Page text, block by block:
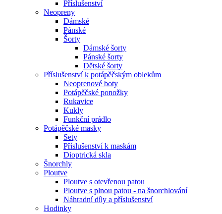
Příslušenství
Neopreny
Dámské
Pánské
Šorty
Dámské šorty
Pánské šorty
Dětské šorty
Příslušenství k potápěčským oblekům
Neoprenové boty
Potápěčské ponožky
Rukavice
Kukly
Funkční prádlo
Potápěčské masky
Sety
Příslušenství k maskám
Dioptrická skla
Šnorchly
Ploutve
Ploutve s otevřenou patou
Ploutve s plnou patou - na šnorchlování
Náhradní díly a příslušenství
Hodinky